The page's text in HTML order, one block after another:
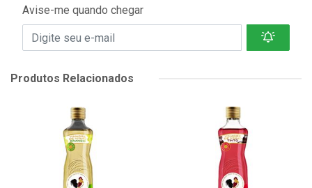
Avise-me quando chegar
Produtos Relacionados